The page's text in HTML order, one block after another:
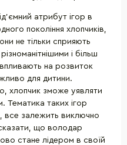
атрибут ігор в
покоління хлопчиків,
не тільки сприяють
і більш
на розвиток
для дитини.
хлопчик зможе уявляти
Тематика таких ігор
все залежить виключно
що володар
стане лідером в своїй